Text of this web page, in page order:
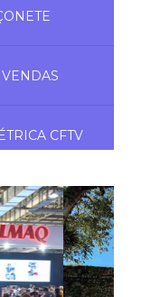
CFTV